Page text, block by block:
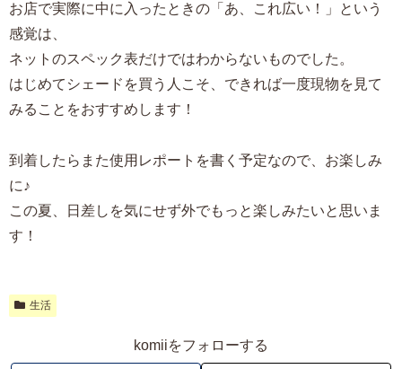
お店で実際に中に入ったときの「あ、これ広い！」という
感覚は、
ネットのスペック表だけではわからないものでした。
はじめてシェードを買う人こそ、できれば一度現物を見て
みることをおすすめします！
到着したらまた使用レポートを書く予定なので、お楽しみ
に♪
この夏、日差しを気にせず外でもっと楽しみたいと思いま
す！
生活
komiiをフォローする